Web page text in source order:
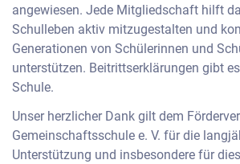
angewiesen. Jede Mitgliedschaft hilft
Schulleben aktiv mitzugestalten und
Generationen von Schülerinnen und
unterstützen. Beitrittserklärungen gibt
Schule.
Unser herzlicher Dank gilt dem
Gemeinschaftsschule e. V. für die
Unterstützung und insbesondere für